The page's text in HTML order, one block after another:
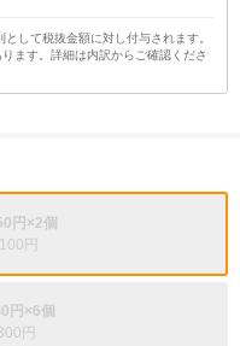
して税抜金額に対し付与されます。
ます。詳細は内訳からご確認くださ
円×2個
円
円×6個
円